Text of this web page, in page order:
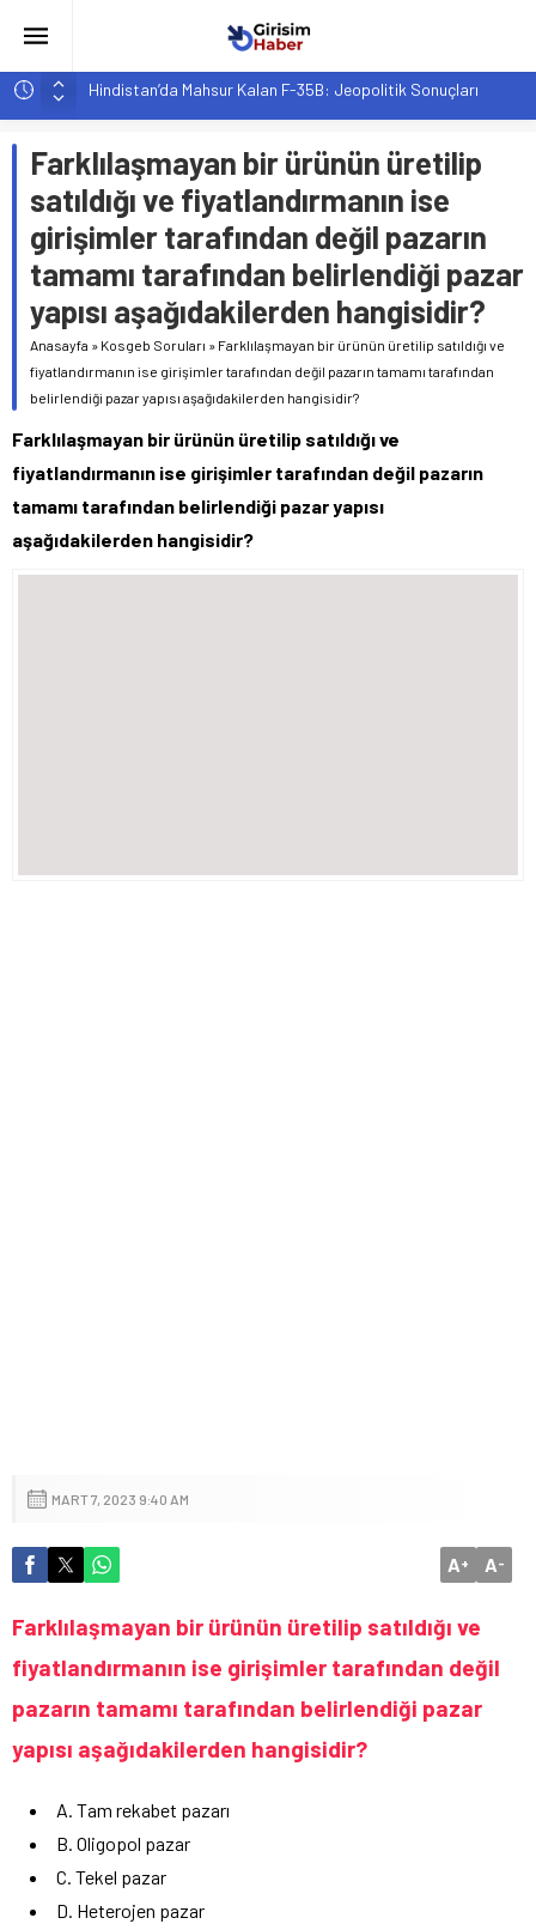
Hindistan’da Mahsur Kalan F-35B: Jeopolitik Sonuçları
Yapay Zeka Destekli Asistanlar: Elon Musk’tan Romantik Bir
Hamle mi?
Girişimcilik ve Yaşam Tarzı: Şehir Değişiminin Nedenleri ve
Etkileri
YZ ile Tüketici Girişimciliği: Yeni Sosyal Bağlantılar
Girişimciler İçin MYK Belgeli Personel İstihdamı Neden Artık
Bir Tercih Değil, Zorunluluk?
Farklılaşmayan bir ürünün üretilip
satıldığı ve fiyatlandırmanın ise
girişimler tarafından değil pazarın
tamamı tarafından belirlendiği pazar
yapısı aşağıdakilerden hangisidir?
Anasayfa » Kosgeb Soruları » Farklılaşmayan bir ürünün üretilip satıldığı ve
fiyatlandırmanın ise girişimler tarafından değil pazarın tamamı tarafından
belirlendiği pazar yapısı aşağıdakilerden hangisidir?
Farklılaşmayan bir ürünün üretilip satıldığı ve
fiyatlandırmanın ise girişimler tarafından değil pazarın
tamamı tarafından belirlendiği pazar yapısı
aşağıdakilerden hangisidir?
MART 7, 2023 9:40 AM
A+ A-
Farklılaşmayan bir ürünün üretilip satıldığı ve
fiyatlandırmanın ise girişimler tarafından değil
pazarın tamamı tarafından belirlendiği pazar
yapısı aşağıdakilerden hangisidir?
A. Tam rekabet pazarı
B. Oligopol pazar
C. Tekel pazar
D. Heterojen pazar